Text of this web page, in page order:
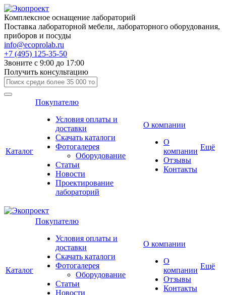
Комплексное оснащение лабораторий
Поставка лабораторной мебели, лабораторного оборудования,
приборов и посуды
info@ecoprolab.ru
+7 (495) 125-35-50
Звоните с 9:00 до 17:00
Получить консультацию
Каталог
Покупателю
Условия оплаты и
доставки
Скачать каталоги
Фотогалерея
Оборудование
Статьи
Новости
Проектирование
лабораторий
О компании
О
компании
Отзывы
Контакты
Ещё
Каталог
Покупателю
Условия оплаты и
доставки
Скачать каталоги
Фотогалерея
Оборудование
Статьи
Новости
О компании
О
компании
Отзывы
Контакты
Ещё